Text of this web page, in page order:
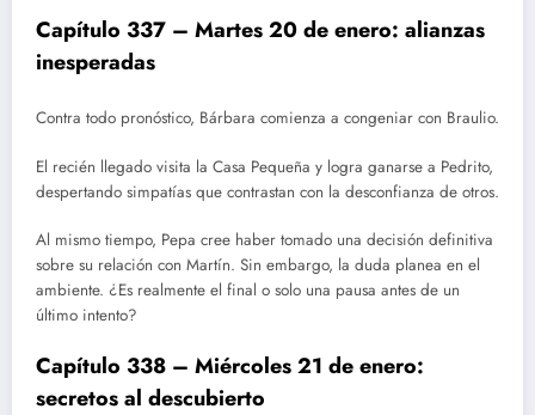
Capítulo 337 – Martes 20 de enero: alianzas
inesperadas
Contra todo pronóstico, Bárbara comienza a congeniar con Braulio.
El recién llegado visita la Casa Pequeña y logra ganarse a Pedrito,
despertando simpatías que contrastan con la desconfianza de otros.
Al mismo tiempo, Pepa cree haber tomado una decisión definitiva
sobre su relación con Martín. Sin embargo, la duda planea en el
ambiente. ¿Es realmente el final o solo una pausa antes de un
último intento?
Capítulo 338 – Miércoles 21 de enero:
secretos al descubierto